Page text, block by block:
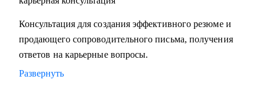
сферах:
• Продаж и работы с клиентами (B2B, B2C, B2G, E-
commerce)
• Финансов
Консультация для создания эффективного резюме и
продающего сопроводительного письма, получения
ответов на карьерные вопросы.
Развернуть